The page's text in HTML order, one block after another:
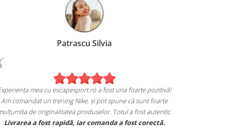
Patrascu Silvia
Experiența mea cu escapesport.ro a fost una foarte pozitivă!
Am comandat un trening Nike, și pot spune că sunt foarte
mulțumita de originalitatea produselor. Totul a fost autentic.
Livrarea a fost rapidă, iar comanda a fost corectă.